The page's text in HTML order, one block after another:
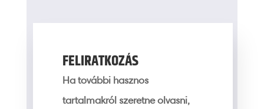
FELIRATKOZÁS
Ha további hasznos
tartalmakról szeretne olvasni,